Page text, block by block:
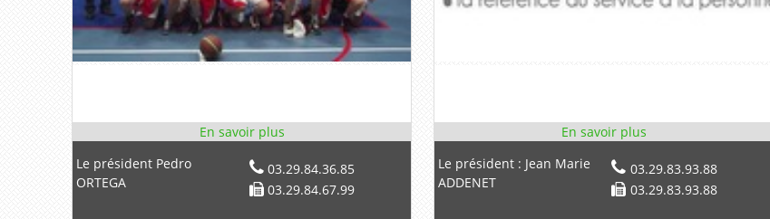
Le président Pedro
ORTEGA
03.29.84.36.85
03.29.84.67.99
Le président : Jean Marie
ADDENET
03.29.83.93.88
03.29.83.93.88